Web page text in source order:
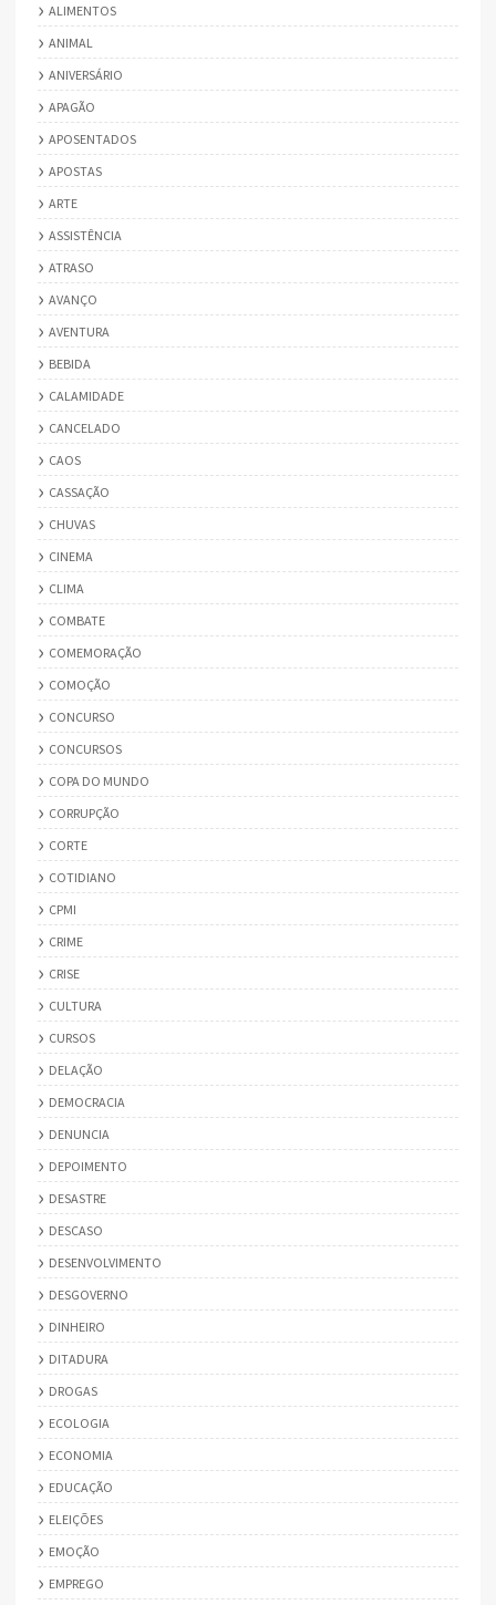
ALIMENTOS
ANIMAL
ANIVERSÁRIO
APAGÃO
APOSENTADOS
APOSTAS
ARTE
ASSISTÊNCIA
ATRASO
AVANÇO
AVENTURA
BEBIDA
CALAMIDADE
CANCELADO
CAOS
CASSAÇÃO
CHUVAS
CINEMA
CLIMA
COMBATE
COMEMORAÇÃO
COMOÇÃO
CONCURSO
CONCURSOS
COPA DO MUNDO
CORRUPÇÃO
CORTE
COTIDIANO
CPMI
CRIME
CRISE
CULTURA
CURSOS
DELAÇÃO
DEMOCRACIA
DENUNCIA
DEPOIMENTO
DESASTRE
DESCASO
DESENVOLVIMENTO
DESGOVERNO
DINHEIRO
DITADURA
DROGAS
ECOLOGIA
ECONOMIA
EDUCAÇÃO
ELEIÇÕES
EMOÇÃO
EMPREGO